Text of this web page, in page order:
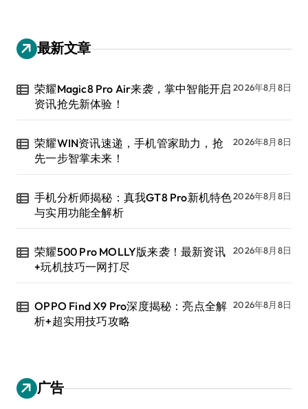
最新文章
荣耀Magic8 Pro Air来袭，掌中智能开启
资讯抢先新体验！
2026年8月8日
荣耀WIN资讯速递，手机管家助力，抢
先一步智掌未来！
2026年8月8日
手机分析师揭秘：真我GT8 Pro新机特色
与实用功能全解析
2026年8月8日
荣耀500 Pro MOLLY版来袭！最新资讯
+玩机技巧一网打尽
2026年8月8日
OPPO Find X9 Pro深度揭秘：亮点全解
析+超实用技巧攻略
2026年8月8日
广告